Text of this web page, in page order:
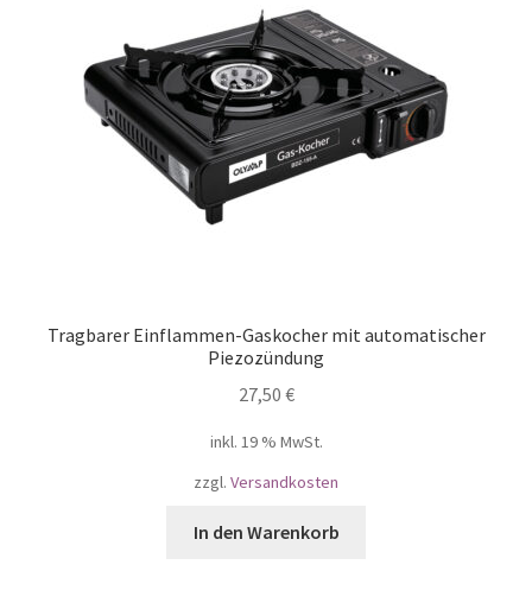
Tragbarer Einflammen-Gaskocher mit automatischer
Piezozündung
27,50 €
inkl. 19 % MwSt.
zzgl. Versandkosten
In den Warenkorb